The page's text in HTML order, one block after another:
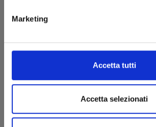
Marketing
Accetta tutti
Accetta selezionati
CHOKING ON LOVE n. 3